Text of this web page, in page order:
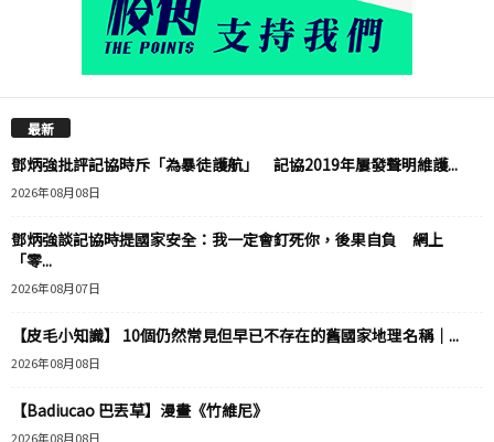
最新
鄧炳強批評記協時斥「為暴徒護航」 記協2019年屢發聲明維護...
2026年08月08日
鄧炳強談記協時提國家安全：我一定會釘死你，後果自負 網上
「零...
2026年08月07日
【皮毛小知識】 10個仍然常見但早已不存在的舊國家地理名稱｜...
2026年08月08日
【Badiucao 巴丟草】漫畫《竹維尼》
2026年08月08日